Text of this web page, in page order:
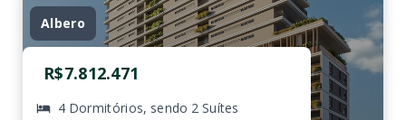
Albero
R$7.812.471
4 Dormitórios, sendo 2 Suítes